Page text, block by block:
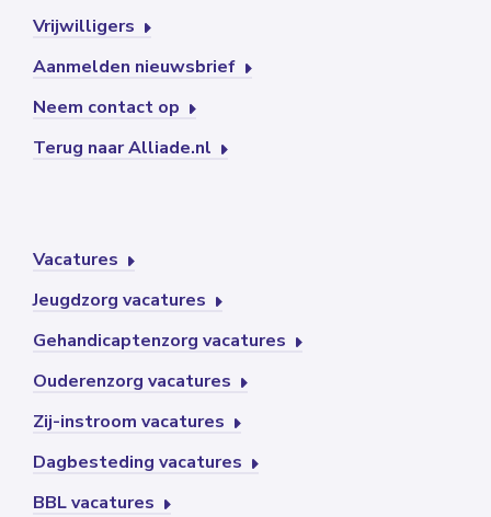
Vrijwilligers
Aanmelden nieuwsbrief
Neem contact op
Terug naar Alliade.nl
Vacatures
Jeugdzorg vacatures
Gehandicaptenzorg vacatures
Ouderenzorg vacatures
Zij-instroom vacatures
Dagbesteding vacatures
BBL vacatures